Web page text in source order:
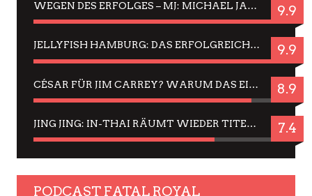
WEGEN DES ERFOLGES – MJ: MICHAEL JACKSON MUSICAL IN EINER MATINEE SEHEN 9.9
JELLYFISH HAMBURG: DAS ERFOLGREICHE SOMMER-MENÜ 2025 IN GEFÜHLEN UND BILDERN 9.9
CÉSAR FÜR JIM CARREY? WARUM DAS EINER DER NERVIGSTEN ACTORS IST UND BLEIBT 8.9
JING JING: IN-THAI RÄUMT WIEDER TITEL AB – EIN ZWEI-STUNDEN-ERLEBNISBERICHT 7.4
PODCAST FATAL ROYAL